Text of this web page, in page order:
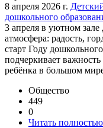
8 апреля 2026 г.
дошкольного
3 апреля в уютном зале
атмосфера: радость,
старт Году
подчеркивает
ребёнка в большом
Общество
449
0
Читать полностью